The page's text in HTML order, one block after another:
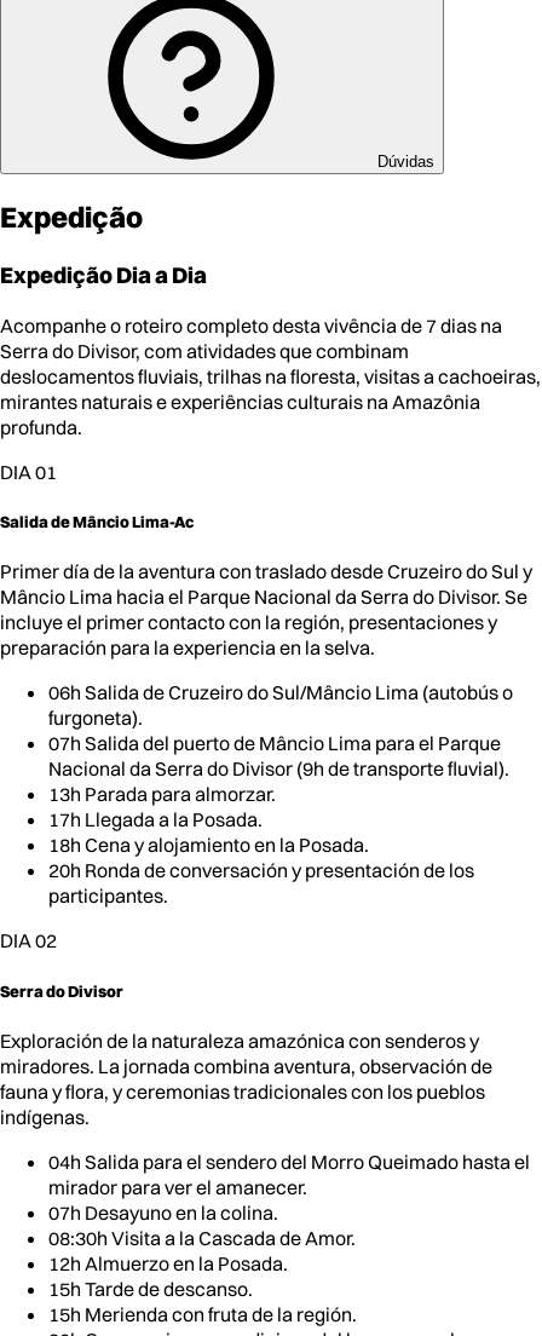
Dúvidas
Expedição
ExpediçãoDia a Dia
Acompanhe o roteiro completo desta vivência de 7 dias na
Serra do Divisor, com atividades que combinam
deslocamentos fluviais, trilhas na floresta, visitas a cachoeiras,
mirantes naturais e experiências culturais na Amazônia
profunda.
DIA 01
Salida de Mâncio Lima-Ac
Primer día de la aventura con traslado desde Cruzeiro do Sul y
Mâncio Lima hacia el Parque Nacional da Serra do Divisor. Se
incluye el primer contacto con la región, presentaciones y
preparación para la experiencia en la selva.
06h Salida de Cruzeiro do Sul/Mâncio Lima (autobús o
furgoneta).
07h Salida del puerto de Mâncio Lima para el Parque
Nacional da Serra do Divisor (9h de transporte fluvial).
13h Parada para almorzar.
17h Llegada a la Posada.
18h Cena y alojamiento en la Posada.
20h Ronda de conversación y presentación de los
participantes.
DIA 02
Serra do Divisor
Exploración de la naturaleza amazónica con senderos y
miradores. La jornada combina aventura, observación de
fauna y flora, y ceremonias tradicionales con los pueblos
indígenas.
04h Salida para el sendero del Morro Queimado hasta el
mirador para ver el amanecer.
07h Desayuno en la colina.
08:30h Visita a la Cascada de Amor.
12h Almuerzo en la Posada.
15h Tarde de descanso.
15h Merienda con fruta de la región.